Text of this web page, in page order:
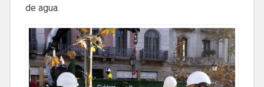
de agua.